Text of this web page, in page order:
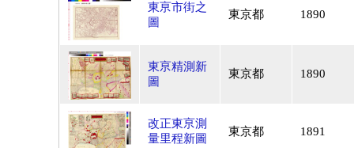
東亰市街之
圖
東京都 1890
東亰精測新
圖
東京都 1890
改正東亰測
量里程新圖
東京都 1891